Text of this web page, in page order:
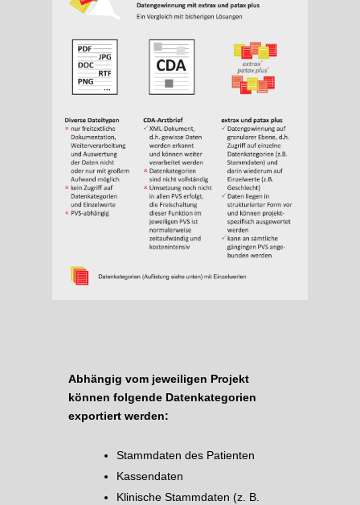
Abhängig vom jeweiligen Projekt
können folgende Datenkategorien
exportiert werden:
Stammdaten des Patienten
Kassendaten
Klinische Stammdaten (z. B.